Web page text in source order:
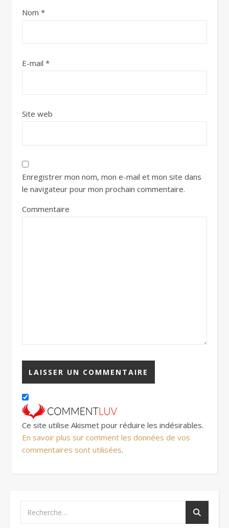
Nom *
E-mail *
Site web
Enregistrer mon nom, mon e-mail et mon site dans
le navigateur pour mon prochain commentaire.
Commentaire
Ce site utilise Akismet pour réduire les indésirables.
En savoir plus sur comment les données de vos
commentaires sont utilisées.